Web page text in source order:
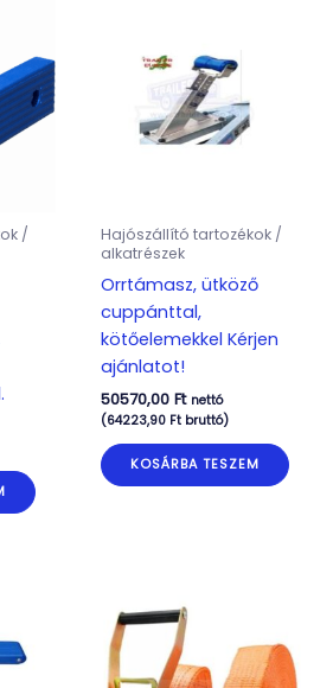
/
Hajószállító tartozékok /
alkatrészek
Orrtámasz, ütköző
cuppánttal,
kötőelemekkel Kérjen
ajánlatot!
50570,00 Ft nettó
(64223,90 Ftbruttó)
KOSÁRBA TESZEM